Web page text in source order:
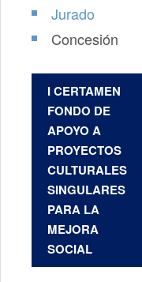
Jurado
Concesión
I CERTAMEN
FONDO DE
APOYO A
PROYECTOS
CULTURALES
SINGULARES
PARA LA
MEJORA
SOCIAL